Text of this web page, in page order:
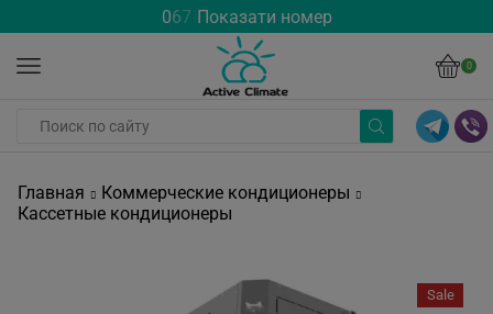
067 Показати номер
0
Главная
Коммерческие кондиционеры
Кассетные кондиционеры
Sale